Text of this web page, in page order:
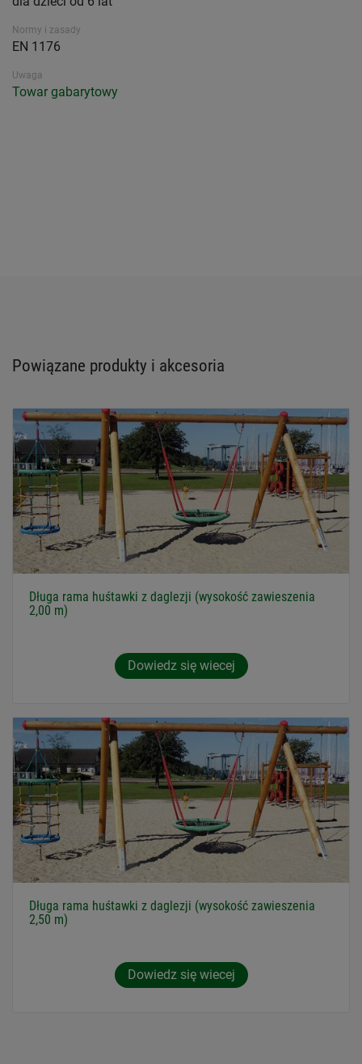
Normy i zasady
EN 1176
Uwaga
Towar gabarytowy
Powiązane produkty i akcesoria
Długa rama huśtawki z daglezji (wysokość zawieszenia
2,00 m)
Dowiedz się wiecej
Długa rama huśtawki z daglezji (wysokość zawieszenia
2,50 m)
Dowiedz się wiecej